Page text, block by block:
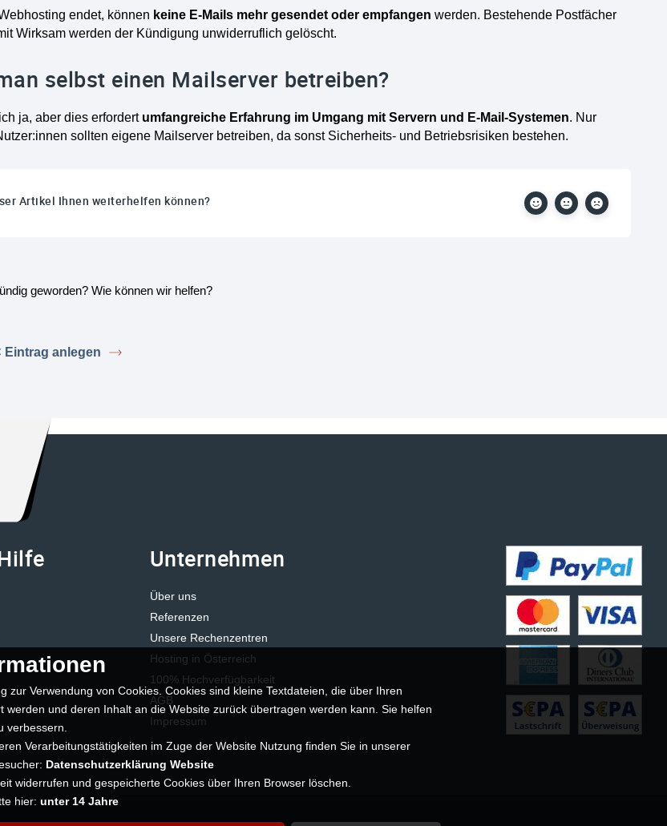
endet, können keine E-Mails mehr gesendet oder empfangen werden. Bestehende Postfächer
Wirksam werden der Kündigung unwiderruflich gelöscht.
selbst einen Mailserver betreiben?
ja, aber dies erfordert umfangreiche Erfahrung im Umgang mit Servern und E-Mail-Systemen. Nur
sollten eigene Mailserver betreiben, da sonst Sicherheits- und Betriebsrisiken bestehen.
Artikel Ihnen weiterhelfen können?
geworden? Wie können wir helfen?
Eintrag anlegen
Unternehmen
Über uns
Referenzen
Unsere Rechenzentren
Hosting in Österreich
100% Hochverfügbarkeit
AGB
Impressum
zur Verwendung von Cookies. Cookies sind kleine Textdateien, die über Ihren
werden und deren Inhalt an die Website zurück übertragen werden kann. Sie helfen
verbessern.
Verarbeitungstätigkeiten im Zuge der Website Nutzung finden Sie in unserer
Datenschutzerklärung Website
widerrufen und gespeicherte Cookies über Ihren Browser löschen.
hier: unter 14 Jahre